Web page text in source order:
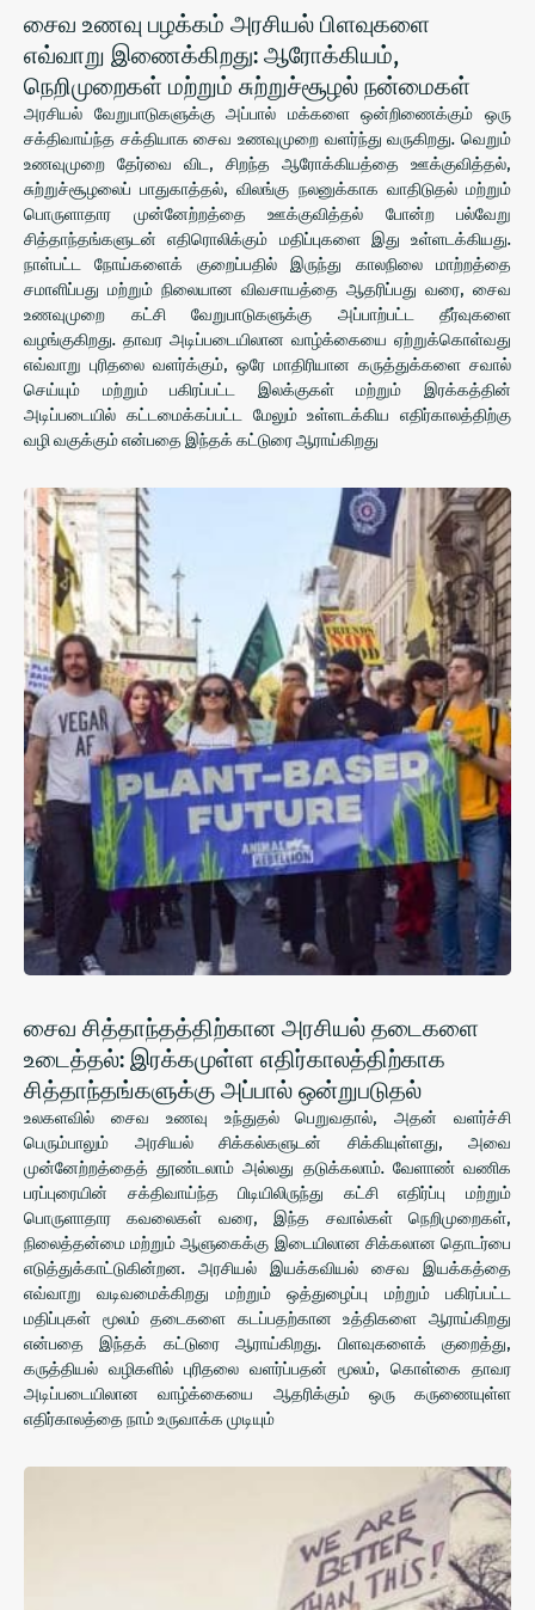
சைவ உணவு பழக்கம் அரசியல் பிளவுகளை
எவ்வாறு இணைக்கிறது: ஆரோக்கியம்,
நெறிமுறைகள் மற்றும் சுற்றுச்சூழல் நன்மைகள்
அரசியல் வேறுபாடுகளுக்கு அப்பால் மக்களை ஒன்றிணைக்கும் ஒரு
சக்திவாய்ந்த சக்தியாக சைவ உணவுமுறை வளர்ந்து வருகிறது. வெறும்
உணவுமுறை தேர்வை விட, சிறந்த ஆரோக்கியத்தை ஊக்குவித்தல்,
சுற்றுச்சூழலைப் பாதுகாத்தல், விலங்கு நலனுக்காக வாதிடுதல் மற்றும்
பொருளாதார முன்னேற்றத்தை ஊக்குவித்தல் போன்ற பல்வேறு
சித்தாந்தங்களுடன் எதிரொலிக்கும் மதிப்புகளை இது உள்ளடக்கியது.
நாள்பட்ட நோய்களைக் குறைப்பதில் இருந்து காலநிலை மாற்றத்தை
சமாளிப்பது மற்றும் நிலையான விவசாயத்தை ஆதரிப்பது வரை, சைவ
உணவுமுறை கட்சி வேறுபாடுகளுக்கு அப்பாற்பட்ட தீர்வுகளை
வழங்குகிறது. தாவர அடிப்படையிலான வாழ்க்கையை ஏற்றுக்கொள்வது
எவ்வாறு புரிதலை வளர்க்கும், ஒரே மாதிரியான கருத்துக்களை சவால்
செய்யும் மற்றும் பகிரப்பட்ட இலக்குகள் மற்றும் இரக்கத்தின்
அடிப்படையில் கட்டமைக்கப்பட்ட மேலும் உள்ளடக்கிய எதிர்காலத்திற்கு
வழி வகுக்கும் என்பதை இந்தக் கட்டுரை ஆராய்கிறது
சைவ சித்தாந்தத்திற்கான அரசியல் தடைகளை
உடைத்தல்: இரக்கமுள்ள எதிர்காலத்திற்காக
சித்தாந்தங்களுக்கு அப்பால் ஒன்றுபடுதல்
உலகளவில் சைவ உணவு உந்துதல் பெறுவதால், அதன் வளர்ச்சி
பெரும்பாலும் அரசியல் சிக்கல்களுடன் சிக்கியுள்ளது, அவை
முன்னேற்றத்தைத் தூண்டலாம் அல்லது தடுக்கலாம். வேளாண் வணிக
பரப்புரையின் சக்திவாய்ந்த பிடியிலிருந்து கட்சி எதிர்ப்பு மற்றும்
பொருளாதார கவலைகள் வரை, இந்த சவால்கள் நெறிமுறைகள்,
நிலைத்தன்மை மற்றும் ஆளுகைக்கு இடையிலான சிக்கலான தொடர்பை
எடுத்துக்காட்டுகின்றன. அரசியல் இயக்கவியல் சைவ இயக்கத்தை
எவ்வாறு வடிவமைக்கிறது மற்றும் ஒத்துழைப்பு மற்றும் பகிரப்பட்ட
மதிப்புகள் மூலம் தடைகளை கடப்பதற்கான உத்திகளை ஆராய்கிறது
என்பதை இந்தக் கட்டுரை ஆராய்கிறது. பிளவுகளைக் குறைத்து,
கருத்தியல் வழிகளில் புரிதலை வளர்ப்பதன் மூலம், கொள்கை தாவர
அடிப்படையிலான வாழ்க்கையை ஆதரிக்கும் ஒரு கருணையுள்ள
எதிர்காலத்தை நாம் உருவாக்க முடியும்